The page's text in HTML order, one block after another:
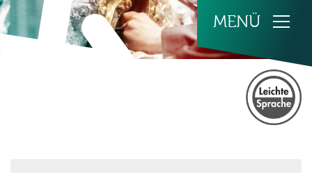
Zum Inhalt springen